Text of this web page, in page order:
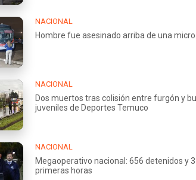
NACIONAL
Hombre fue asesinado arriba de una micro
NACIONAL
Dos muertos tras colisión entre furgón y
juveniles de Deportes Temuco
NACIONAL
Megaoperativo nacional: 656 detenidos y
primeras horas